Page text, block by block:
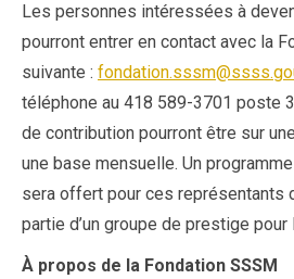
Les personnes intéressées à
pourront entrer en contact avec la
suivante :
téléphone au 418 589-3701 poste
de contribution pourront être sur
une base mensuelle. Un
sera offert pour ces représentants
partie d’un groupe de prestige pour
À propos de la Fondation SSSM